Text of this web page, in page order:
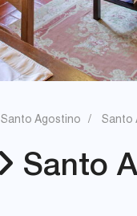
Santo Agostino Santo
Santo